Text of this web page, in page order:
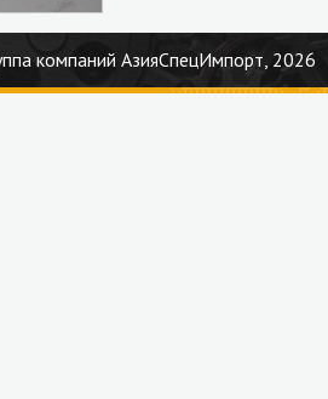
компаний АзияСпецИмпорт, 2026